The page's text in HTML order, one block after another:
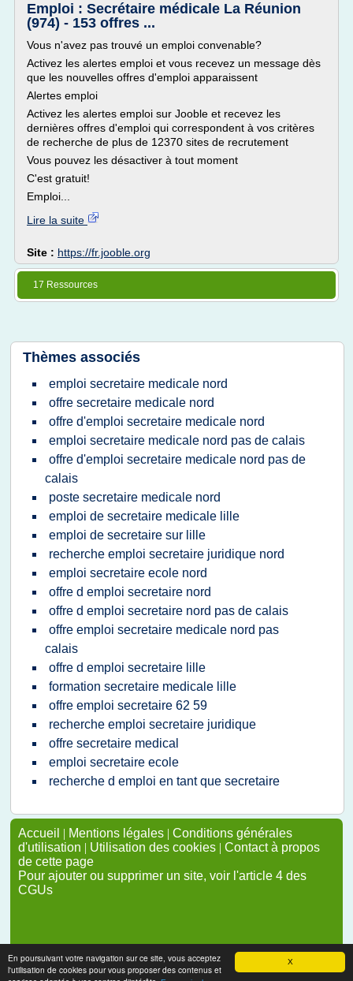
X
En poursuivant votre navigation sur ce site, vous acceptez
l'utilisation de cookies pour vous proposer des contenus et
Emploi : Secrétaire médicale La Réunion
(974) - 153 offres ...
Vous n'avez pas trouvé un emploi convenable?
Activez les alertes emploi et vous recevez un message dès
que les nouvelles offres d'emploi apparaissent
Alertes emploi
Activez les alertes emploi sur Jooble et recevez les
dernières offres d'emploi qui correspondent à vos critères
de recherche de plus de 12370 sites de recrutement
Vous pouvez les désactiver à tout moment
C'est gratuit!
Emploi...
Lire la suite
Site : https://fr.jooble.org
17 Ressources
Thèmes associés
emploi secretaire medicale nord
offre secretaire medicale nord
offre d'emploi secretaire medicale nord
emploi secretaire medicale nord pas de calais
offre d'emploi secretaire medicale nord pas de
calais
poste secretaire medicale nord
emploi de secretaire medicale lille
emploi de secretaire sur lille
recherche emploi secretaire juridique nord
emploi secretaire ecole nord
offre d emploi secretaire nord
offre d emploi secretaire nord pas de calais
offre emploi secretaire medicale nord pas
calais
offre d emploi secretaire lille
formation secretaire medicale lille
offre emploi secretaire 62 59
recherche emploi secretaire juridique
offre secretaire medical
emploi secretaire ecole
recherche d emploi en tant que secretaire
Accueil | Mentions légales | Conditions générales
d'utilisation | Utilisation des cookies | Contact à propos
de cette page
Pour ajouter ou supprimer un site, voir l'article 4 des
CGUs